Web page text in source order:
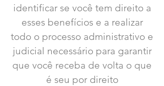
identificar se você tem direito a
esses benefícios e a realizar
todo o processo administrativo e
judicial necessário para garantir
que você receba de volta o que
é seu por direito